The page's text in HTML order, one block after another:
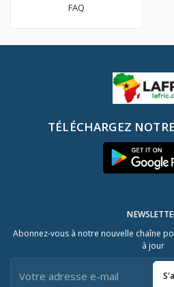
FAQ
TÉLÉCHARGEZ
Abonnez-vous à notre nouvelle chaîne
à jour